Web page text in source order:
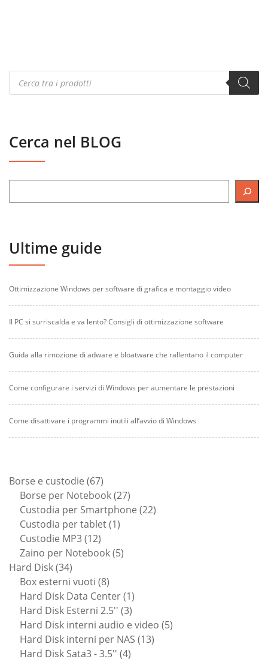
Products
search
Cerca nel BLOG
Ultime guide
Ottimizzazione Windows per software di grafica e montaggio video
Il PC si surriscalda e va lento? Consigli di ottimizzazione software
Guida alla rimozione di adware e bloatware che rallentano il computer
Come configurare i servizi di Windows per aumentare le prestazioni
Come disattivare i programmi inutili all’avvio di Windows
Borse e custodie 6767
prodotti
Borse per Notebook 2727
prodotti
Custodia per Smartphone 2222
Custodia per tablet 11
Custodie MP3 1212
prodotti
Zaino per Notebook 55
Hard Disk 3434
prodotti
Box esterni vuoti 88
prodotti
Hard Disk Data Center 11
prodotto
Hard Disk Esterni 2.5'' 33
prodotti
Hard Disk interni audio e video 55
Hard Disk interni per NAS 1313
Hard Disk Sata3 - 3.5'' 44